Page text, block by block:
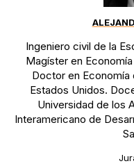
Ingeniero civil de la
Magíster en
Doctor en Economía
Estados Unidos.
Universidad de los
Interamericano de